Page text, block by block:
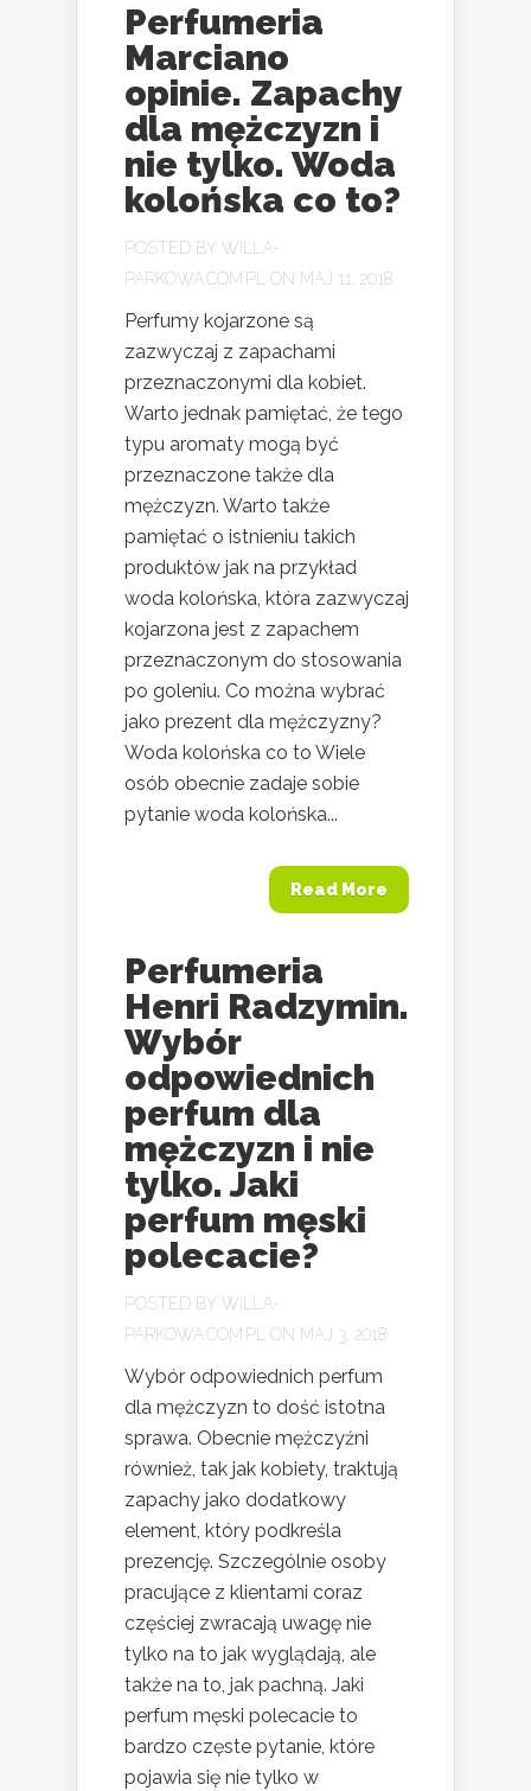
Perfumeria
Marciano
opinie. Zapachy
dla mężczyzn i
nie tylko. Woda
kolońska co to?
POSTED BY WILLA-
PARKOWA.COM.PL
ON MAJ 11, 2018
Perfumy kojarzone są
zazwyczaj z zapachami
przeznaczonymi dla kobiet.
Warto jednak pamiętać, że tego
typu aromaty mogą być
przeznaczone także dla
mężczyzn. Warto także
pamiętać o istnieniu takich
produktów jak na przykład
woda kolońska, która zazwyczaj
kojarzona jest z zapachem
przeznaczonym do stosowania
po goleniu. Co można wybrać
jako prezent dla mężczyzny?
Woda kolońska co to Wiele
osób obecnie zadaje sobie
pytanie woda kolońska...
Read More
Perfumeria
Henri Radzymin.
Wybór
odpowiednich
perfum dla
mężczyzn i nie
tylko. Jaki
perfum męski
polecacie?
POSTED BY WILLA-
PARKOWA.COM.PL
ON MAJ 3, 2018
Wybór odpowiednich perfum
dla mężczyzn to dość istotna
sprawa. Obecnie mężczyźni
również, tak jak kobiety, traktują
zapachy jako dodatkowy
element, który podkreśla
prezencję. Szczególnie osoby
pracujące z klientami coraz
częściej zwracają uwagę nie
tylko na to jak wyglądają, ale
także na to, jak pachną. Jaki
perfum męski polecacie to
bardzo częste pytanie, które
pojawia się nie tylko w